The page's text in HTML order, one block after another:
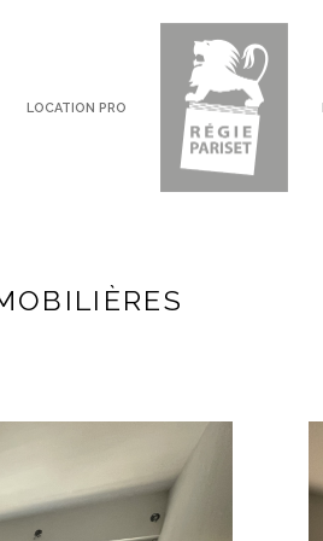
LOCATION PRO